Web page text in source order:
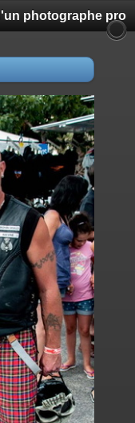
photographe pro